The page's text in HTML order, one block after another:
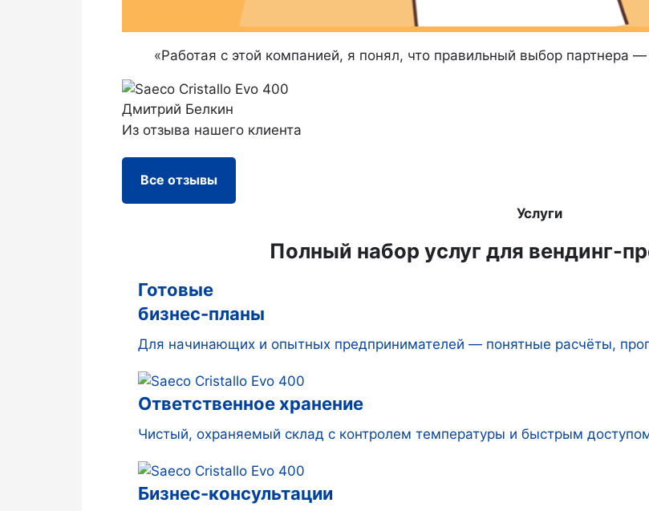
«Работая с этой компанией, я понял, что правильный выбор партнера —
Дмитрий Белкин
Из отзыва нашего клиента
Все отзывы
Услуги
Полный набор услуг для вендинг-
Готовые
бизнес-планы
Для начинающих и опытных предпринимателей — понятные расчёты,
Ответственное хранение
Чистый, охраняемый склад с контролем температуры и быстрым
Бизнес-консультации